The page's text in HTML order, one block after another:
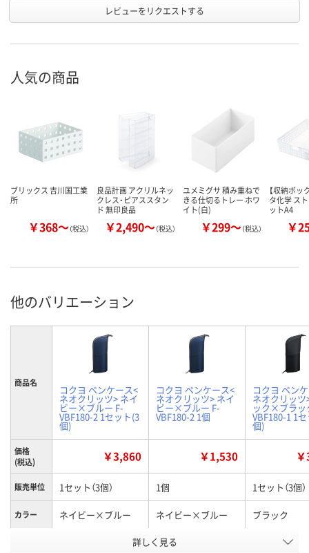
レビューをリクエストする
人気の商品
ブリックス 吉川国工業
所
￥368～（税込）
良品計画 アクリルネッ
クレス・ピアススタン
ド 無印良品
￥2,490～（税込）
ユメミグサ 積み重ねで
きる仕切るトレー ホワ
イト(白)
￥299～（税込）
【収納ボッ
タ化学 ス
ットA4
￥
他のバリエーション
商品名
コクヨ ペンケース<
ネオクリッツ> ネイ
ビー×ブルー F-
VBF180-2 1セット(3
個)
コクヨ ペンケース<
ネオクリッツ> ネイ
ビー×ブルー F-
VBF180-2 1個
コクヨ ペン
ネオクリッツ
ック×ブラッ
VBF180-1 1
個)
価格
(税込)
￥3,860 ￥1,530
販売単位 1セット（3個） 1個 1セット（3個）
カラー ネイビー×ブルー ネイビー×ブルー ブラック
EP00080 R528683
詳しく見る